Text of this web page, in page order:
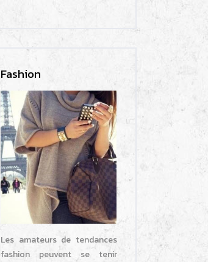
Fashion
Les amateurs de tendances
fashion peuvent se tenir